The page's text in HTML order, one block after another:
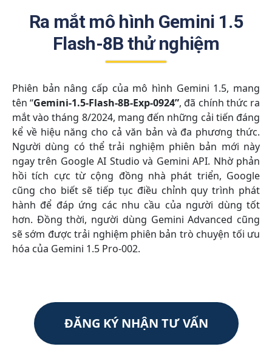
Ra mắt mô hình Gemini 1.5
Flash-8B thử nghiệm
Phiên bản nâng cấp của mô hình Gemini 1.5, mang
tên “Gemini-1.5-Flash-8B-Exp-0924”, đã chính thức ra
mắt vào tháng 8/2024, mang đến những cải tiến đáng
kể về hiệu năng cho cả văn bản và đa phương thức.
Người dùng có thể trải nghiệm phiên bản mới này
ngay trên Google AI Studio và Gemini API. Nhờ phản
hồi tích cực từ cộng đồng nhà phát triển, Google
cũng cho biết sẽ tiếp tục điều chỉnh quy trình phát
hành để đáp ứng các nhu cầu của người dùng tốt
hơn. Đồng thời, người dùng Gemini Advanced cũng
sẽ sớm được trải nghiệm phiên bản trò chuyện tối ưu
hóa của Gemini 1.5 Pro-002.
ĐĂNG KÝ NHẬN TƯ VẤN